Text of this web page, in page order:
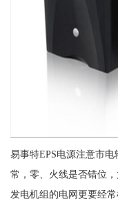
易事特EPS电源注意市
常，零、火线是否错位
发电机组的电网更要经